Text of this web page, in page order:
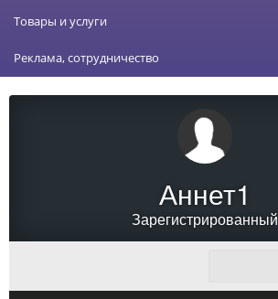
Товары и услуги
Реклама, сотрудничество
Аннет1
Зарегистрированный